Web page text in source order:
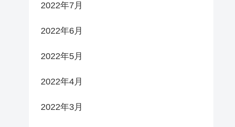
2022年7月
2022年6月
2022年5月
2022年4月
2022年3月